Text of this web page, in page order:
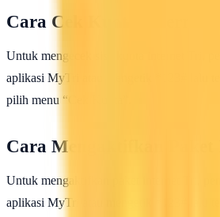
Cara Cek Kuota Internet
Untuk mengecek sisa kuota internet Tri,
aplikasi MyTri atau mengetik *123# lalu
pilih menu “Cek Kuota”.
Cara Mengaktifkan
Untuk mengaktifkan paket internet Tri,
aplikasi MyTri atau mengetik *123# lalu